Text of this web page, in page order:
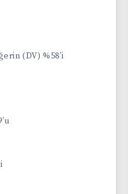
(DV) %58’i